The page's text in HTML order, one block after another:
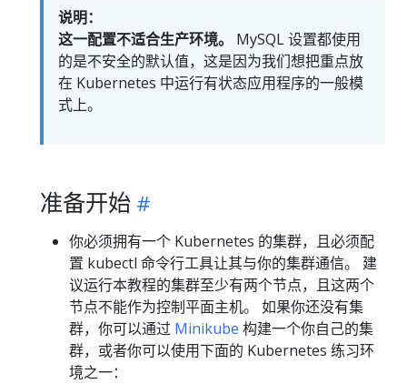
说明：
这一配置不适合生产环境。
MySQL 设置都使用
的是不安全的默认值，这是因为我们想把重点放
在 Kubernetes 中运行有状态应用程序的一般模
式上。
准备开始
你必须拥有一个 Kubernetes 的集群，且必须配
置 kubectl 命令行工具让其与你的集群通信。 建
议运行本教程的集群至少有两个节点，且这两个
节点不能作为控制平面主机。 如果你还没有集
群，你可以通过 Minikube 构建一个你自己的集
群，或者你可以使用下面的 Kubernetes 练习环
境之一：